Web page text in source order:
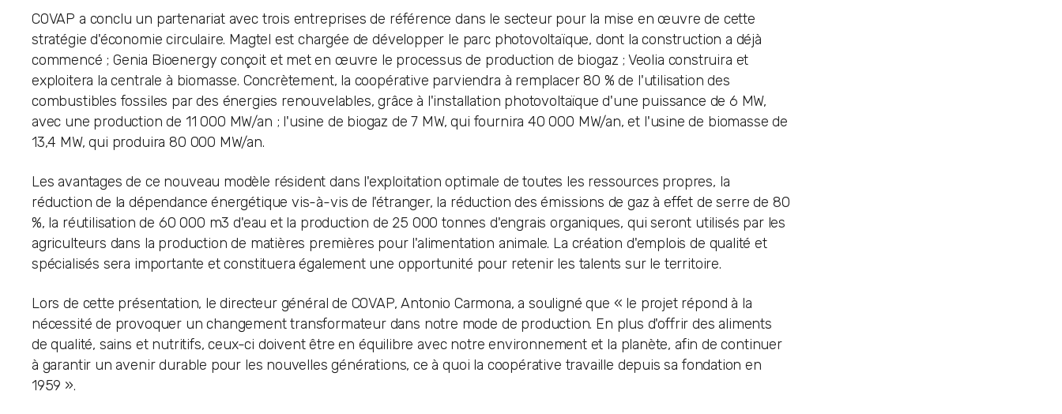
COVAP a conclu un partenariat avec trois entreprises de référence dans le secteur pour la mise en œuvre de cette
stratégie d'économie circulaire. Magtel est chargée de développer le parc photovoltaïque, dont la construction a déjà
commencé ; Genia Bioenergy conçoit et met en œuvre le processus de production de biogaz ; Veolia construira et
exploitera la centrale à biomasse. Concrètement, la coopérative parviendra à remplacer 80 % de l'utilisation des
combustibles fossiles par des énergies renouvelables, grâce à l'installation photovoltaïque d'une puissance de 6 MW,
avec une production de 11 000 MW/an ; l'usine de biogaz de 7 MW, qui fournira 40 000 MW/an, et l'usine de biomasse de
13,4 MW, qui produira 80 000 MW/an.
Les avantages de ce nouveau modèle résident dans l'exploitation optimale de toutes les ressources propres, la
réduction de la dépendance énergétique vis-à-vis de l'étranger, la réduction des émissions de gaz à effet de serre de 80
%, la réutilisation de 60 000 m3 d'eau et la production de 25 000 tonnes d'engrais organiques, qui seront utilisés par les
agriculteurs dans la production de matières premières pour l'alimentation animale. La création d'emplois de qualité et
spécialisés sera importante et constituera également une opportunité pour retenir les talents sur le territoire.
Lors de cette présentation, le directeur général de COVAP, Antonio Carmona, a souligné que « le projet répond à la
nécessité de provoquer un changement transformateur dans notre mode de production. En plus d'offrir des aliments
de qualité, sains et nutritifs, ceux-ci doivent être en équilibre avec notre environnement et la planète, afin de continuer
à garantir un avenir durable pour les nouvelles générations, ce à quoi la coopérative travaille depuis sa fondation en
1959 ».